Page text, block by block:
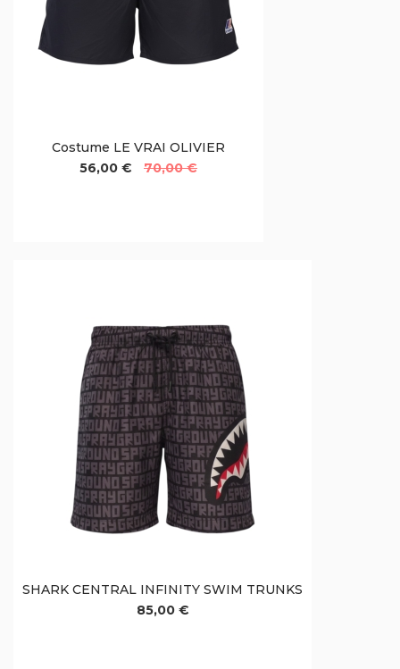
Costume LE VRAI OLIVIER
56,00 €
70,00 €
SHARK CENTRAL INFINITY SWIM TRUNKS
85,00 €